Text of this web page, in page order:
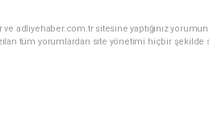
adliyehaber.com.tr sitesine yaptığınız
tüm yorumlardan site yönetimi hiçbir